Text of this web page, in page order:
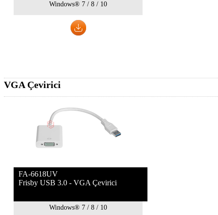
Windows® 7 / 8 / 10
VGA Çevirici
FA-6618UV
Frisby USB 3.0 - VGA Çevirici
Windows® 7 / 8 / 10